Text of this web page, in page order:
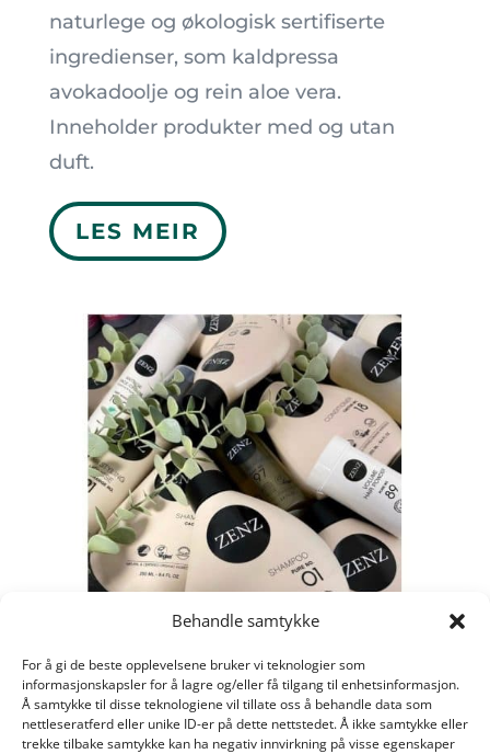
Behandle samtykke
For å gi de beste opplevelsene bruker vi teknologier som
informasjonskapsler for å lagre og/eller få tilgang til enhetsinformasjon.
Å samtykke til disse teknologiene vil tillate oss å behandle data som
nettleseratferd eller unike ID-er på dette nettstedet. Å ikke samtykke eller
trekke tilbake samtykke kan ha negativ innvirkning på visse egenskaper
naturlege og økologisk sertifiserte
ingredienser, som kaldpressa
avokadoolje og rein aloe vera.
Inneholder produkter med og utan
duft.
LES MEIR